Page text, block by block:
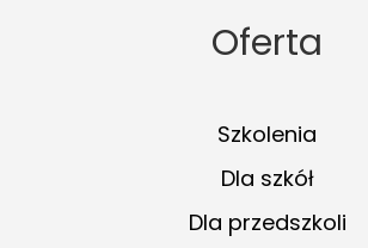
Oferta
Szkolenia
Dla szkół
Dla przedszkoli